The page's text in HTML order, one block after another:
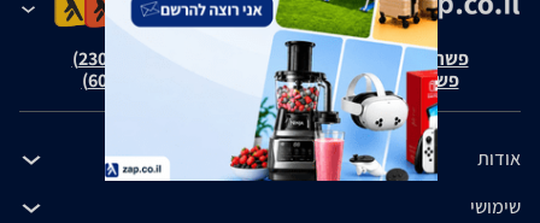
פשרה בת"צ אבנצ'יק נ' זאפ גרופ (ת"צ 23008-08-20)
פשרה בת"צ כהנים נ' זאפ גרופ (ת"צ 60371-12-19)
אודות
שימושי